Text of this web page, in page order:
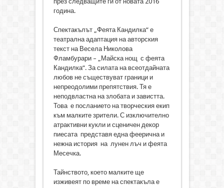
година.
Спектакълът „Феята Кандилка“ е
театрална адаптация на авторския
текст на Весела Николова
Фламбурари – „Майска нощ с феята
Кандилка“. За силата на всеотдайната
любов не съществуват граници и
непреодолими препятствия. Тя е
неподвластна на злобата и завистта.
Това е посланието на творческия екип
към малките зрители. С изключително
атрактивни кукли и сценичен декор
пиесата представя една феерична и
нежна история на лунен лъч и феята
Месечка.
Тайнството, което малките ще
изживеят по време на спектакъла е